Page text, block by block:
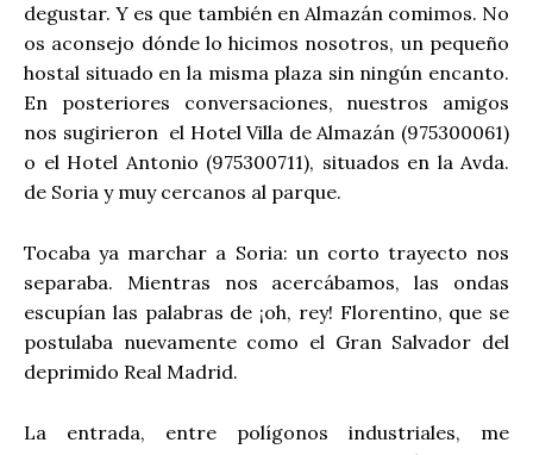
degustar. Y es que también en Almazán comimos. No
os aconsejo dónde lo hicimos nosotros, un pequeño
hostal situado en la misma plaza sin ningún encanto.
En posteriores conversaciones, nuestros amigos
nos sugirieron el Hotel Villa de Almazán (975300061)
o el Hotel Antonio (975300711), situados en la Avda.
de Soria y muy cercanos al parque.
Tocaba ya marchar a Soria: un corto trayecto nos
separaba. Mientras nos acercábamos, las ondas
escupían las palabras de ¡oh, rey! Florentino, que se
postulaba nuevamente como el Gran Salvador del
deprimido Real Madrid.
La entrada, entre polígonos industriales, me